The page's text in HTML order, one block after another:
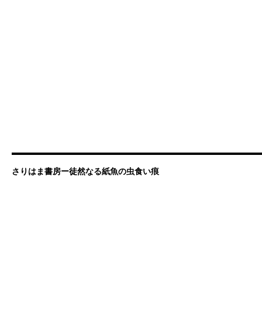
さりはま書房ー徒然なる紙魚の虫食い痕